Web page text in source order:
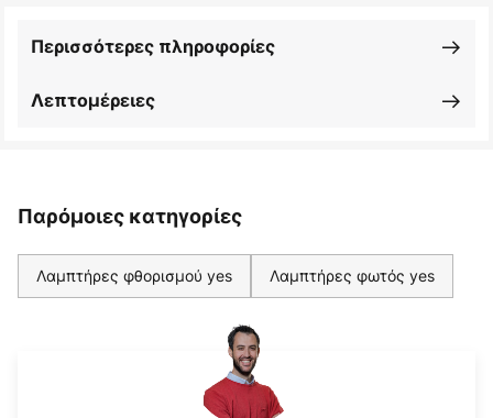
Λεπτομέρειες
Περισσότερες πληροφορίες
Παρόμοιες κατηγορίες
Λαμπτήρες φθορισμού yes Λαμπτήρες φωτός yes